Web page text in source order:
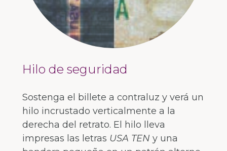
Hilo de seguridad
Sostenga el billete a contraluz y verá un
hilo incrustado verticalmente a la
derecha del retrato. El hilo lleva
impresas las letras USA TEN y una